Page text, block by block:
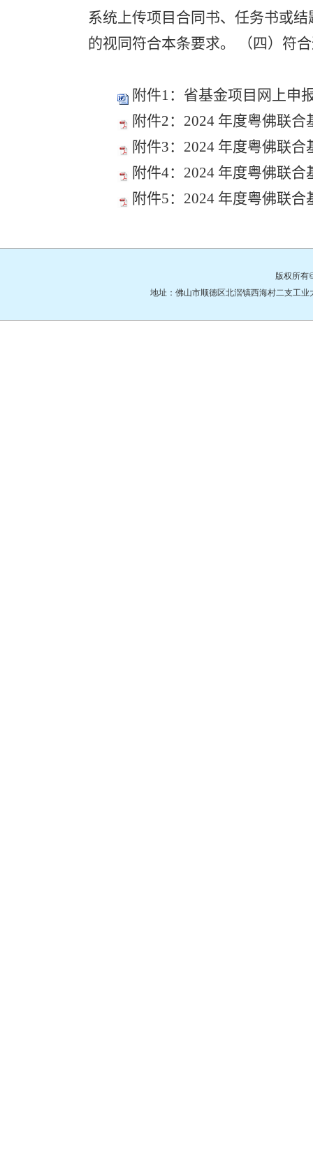
系统上传项目合同书、任务书或
的视同符合本条要求。 （四）符
附件1：省基金项目网上申
附件2：2024 年度粤佛联
附件3：2024 年度粤佛联
附件4：2024 年度粤佛联
附件5：2024 年度粤佛联
版权所有
地址：佛山市顺德区北滘镇西海村二支工